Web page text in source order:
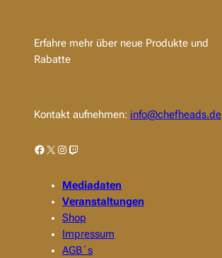
Erfahre mehr über neue Produkte und
Rabatte
Kontakt aufnehmen: info@chefheads.de
Facebook X Instagram Twitch
Mediadaten
Veranstaltungen
Shop
Impressum
AGB´s